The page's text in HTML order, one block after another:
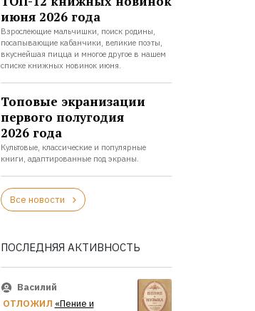
июня 2026 года
Взрослеющие мальчишки, поиск родины,
посапывающие кабанчики, великие поэты,
вкуснейшая пицца и многое другое в нашем
списке книжных новинок июня.
Топовые экранизации
первого полугодия
2026 года
Культовые, классические и популярные
книги, адаптированные под экраны.
Все новости
ПОСЛЕДНЯЯ АКТИВНОСТЬ
Василий
ОТЛОЖИЛ «Пение и